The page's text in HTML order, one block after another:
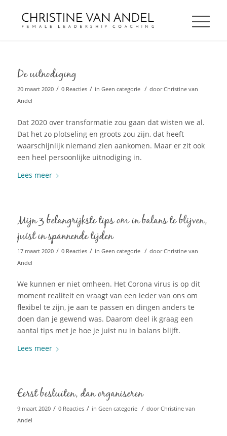
De uitnodiging
20 maart 2020 / 0 Reacties / in Geen categorie / doorChristine van
Andel
Dat 2020 over transformatie zou gaan dat wisten we al.
Dat het zo plotseling en groots zou zijn, dat heeft
waarschijnlijk niemand zien aankomen. Maar er zit ook
een heel persoonlijke uitnodiging in.
Lees meer
Mijn 3 belangrijkste tips om in balans te blijven,
juíst in spannende tijden
17 maart 2020 / 0 Reacties / in Geen categorie / doorChristine van
Andel
We kunnen er niet omheen. Het Corona virus is op dit
moment realiteit en vraagt van een ieder van ons om
flexibel te zijn, je aan te passen en dingen anders te
doen dan je gewend was. Daarom deel ik graag een
aantal tips met je hoe je juist nu in balans blijft.
Lees meer
Eerst besluiten, dan organiseren
9 maart 2020 / 0 Reacties / in Geen categorie / doorChristine van
Andel